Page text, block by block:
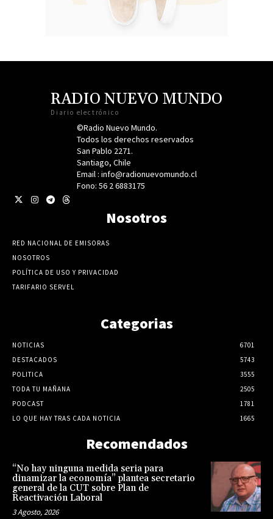
RADIO NUEVO MUNDO
Diario electrónico
©Radio Nuevo Mundo.
Todos los derechos reservados
San Pablo 2271.
Santiago, Chile
Email : info@radionuevomundo.cl
Fono: 56 2 6883175
Nosotros
RED NACIONAL DE EMISORAS
NOSOTROS
POLÍTICA DE USO Y PRIVACIDAD
TARIFARIO SERVEL
Categorias
NOTICIAS
6701
DESTACADOS
5743
POLITICA
3555
TODA TU MAÑANA
2505
PODCAST
1781
LO QUE HAY TRAS CADA NOTICIA
1665
Recomendados
“No hay ninguna medida seria para
dinamizar la economía” plantea secretario
general de la CUT sobre Plan de
Reactivación Laboral
3 Agosto, 2026